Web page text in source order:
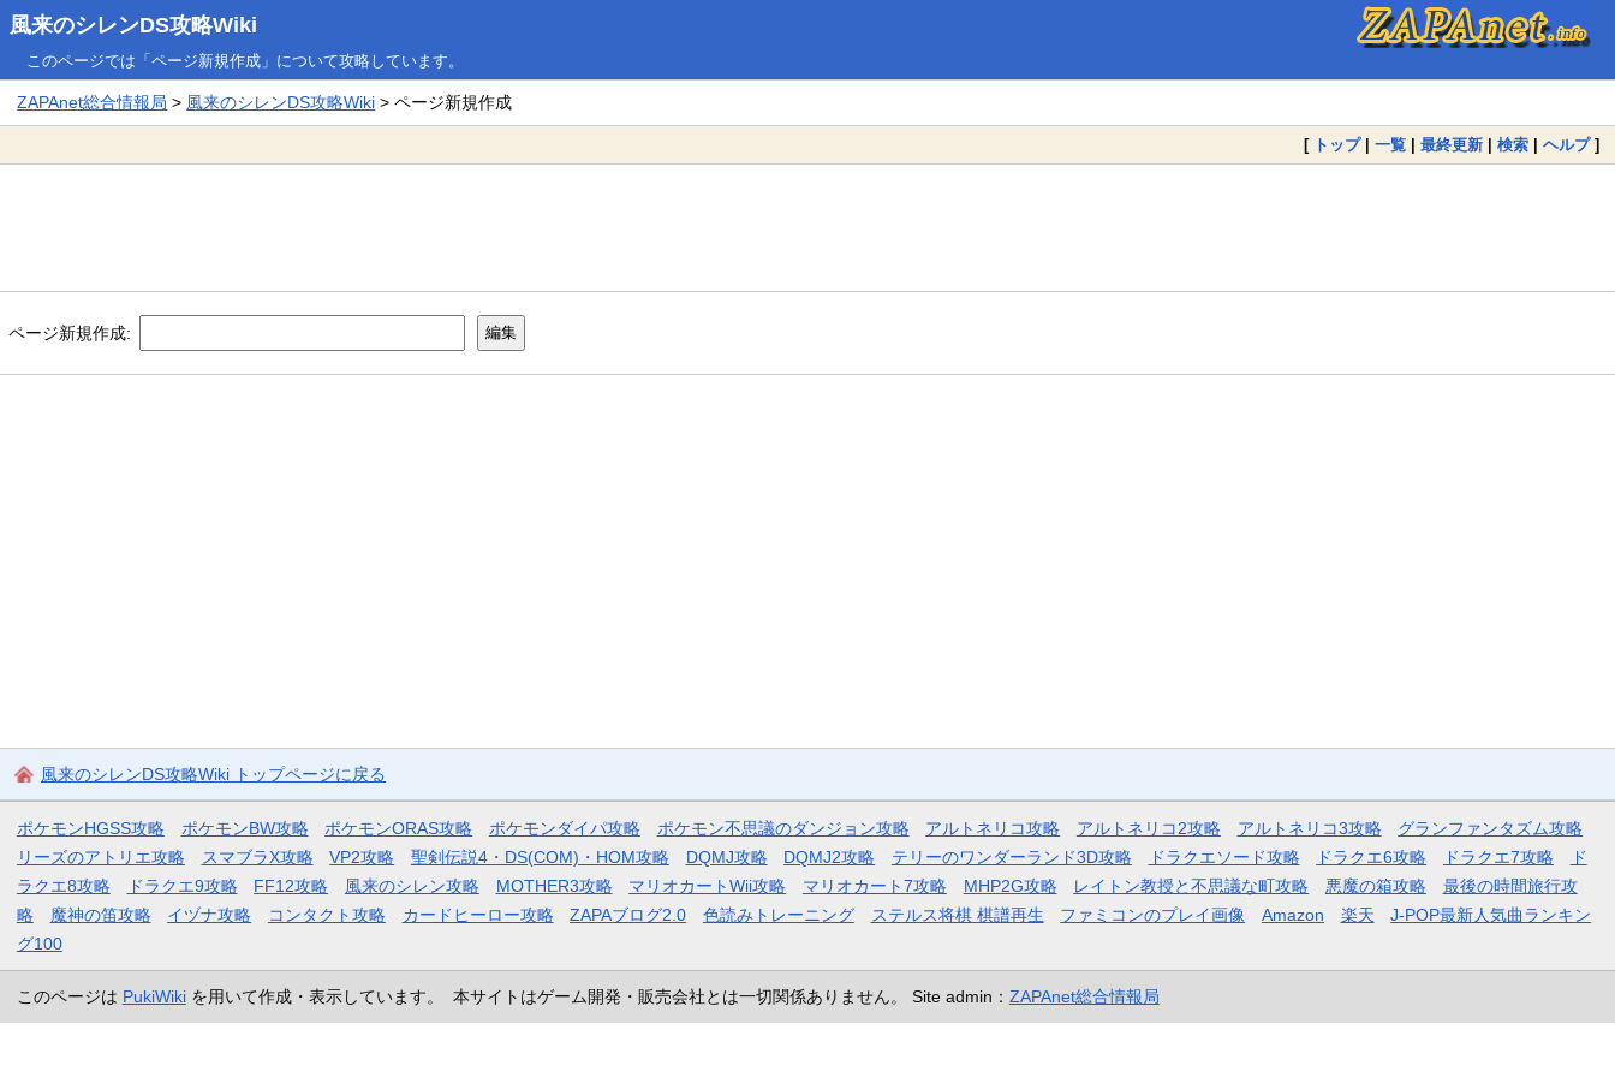
風来のシレンDS攻略Wiki
このページでは「ページ新規作成」について攻略しています。
ZAPAnet総合情報局 > 風来のシレンDS攻略Wiki > ページ新規作成
[ トップ| 一覧 | 最終更新 | 検索 | ヘルプ]
ページ新規作成:
風来のシレンDS攻略Wiki トップページに戻る
ポケモンHGSS攻略 ポケモンBW攻略 ポケモンORAS攻略 ポケモンダイパ攻略 ポケモン不思議のダンジョン攻略 アルトネリコ攻略 アルトネリコ2攻略 アルトネリコ3攻略
グランファンタズム攻略
リーズのアトリエ攻略
スマブラX攻略 VP2攻略 聖剣伝説4・DS(COM)・HOM攻略 DQMJ攻略 DQMJ2攻略 テリーのワンダーランド3D攻略 ドラクエソード攻略 ドラクエ6攻略 ドラクエ7攻略
ド
ラクエ8攻略
ドラクエ9攻略 FF12攻略 風来のシレン攻略 MOTHER3攻略 マリオカートWii攻略 マリオカート7攻略 MHP2G攻略 レイトン教授と不思議な町攻略 悪魔の箱攻略
最後の時間旅行攻
略
魔神の笛攻略 イヅナ攻略 コンタクト攻略 カードヒーロー攻略 ZAPAブログ2.0 色読みトレーニング ステルス将棋 棋譜再生 ファミコンのプレイ画像 Amazon 楽天
J-POP最新人気曲ランキン
グ100
このページは PukiWikiを用いて作成・表示しています。 本サイトはゲーム開発・販売会社とは一切関係ありません。 Site admin： ZAPAnet総合情報局